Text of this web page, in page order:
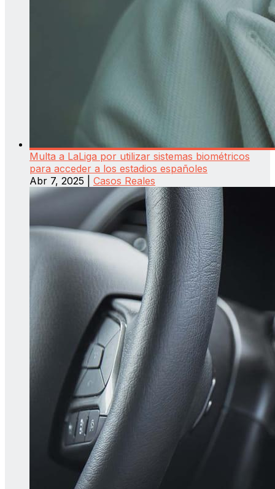
Multa a LaLiga por utilizar sistemas biométricos
para acceder a los estadios españoles
Abr 7, 2025
Casos Reales